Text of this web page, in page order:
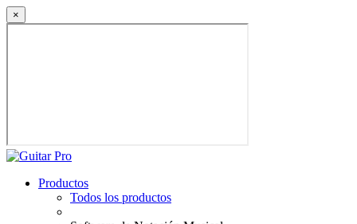
×
Productos
Todos los productos